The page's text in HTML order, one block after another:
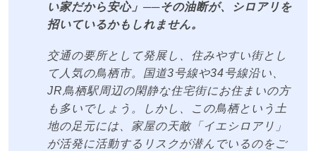
い家だから安心」──その油断が、シロアリを
招いているかもしれません。
交通の要所として発展し、住みやすい街とし
て人気の鳥栖市。国道3号線や34号線沿い、
JR鳥栖駅周辺の閑静な住宅街にお住まいの方
も多いでしょう。しかし、この鳥栖という土
地の足元には、家屋の天敵「イエシロアリ」
が活発に活動するリスクが潜んでいるのをご